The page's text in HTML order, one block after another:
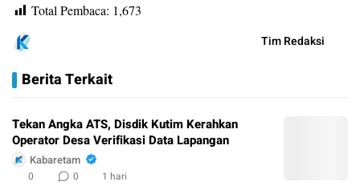
Total Pembaca: 1,673
Tim Redaksi
Berita Terkait
Tekan Angka ATS, Disdik Kutim Kerahkan
Operator Desa Verifikasi Data Lapangan
Kabaretam
0 0 1 hari